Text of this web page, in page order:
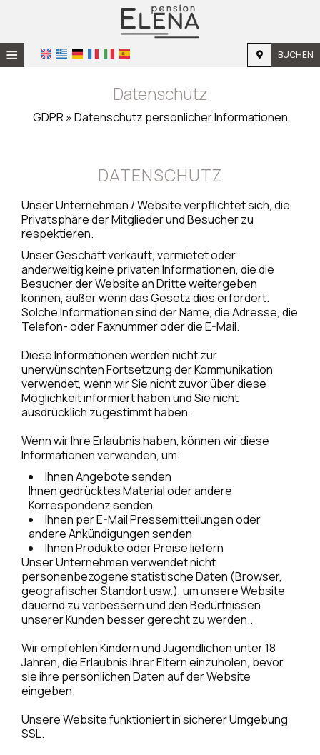
≡ BUCHEN
STANDORT
EINRICHTUNGEN
FOTOGALLERIE
NACHFRAGE
KONTAKT
Datenschutz
GDPR » Datenschutz personlicher Informationen
DATENSCHUTZ
Unser Unternehmen / Website verpflichtet sich, die
Privatsphäre der Mitglieder und Besucher zu
respektieren.
Unser Geschäft verkauft, vermietet oder
anderweitig keine privaten Informationen, die die
Besucher der Website an Dritte weitergeben
können, außer wenn das Gesetz dies erfordert.
Solche Informationen sind der Name, die Adresse, die
Telefon- oder Faxnummer oder die E-Mail.
Diese Informationen werden nicht zur
unerwünschten Fortsetzung der Kommunikation
verwendet, wenn wir Sie nicht zuvor über diese
Möglichkeit informiert haben und Sie nicht
ausdrücklich zugestimmt haben.
Wenn wir Ihre Erlaubnis haben, können wir diese
Informationen verwenden, um:
Ihnen Angebote senden
Ihnen gedrücktes Material oder andere
Korrespondenz senden
Ihnen per E-Mail Pressemitteilungen oder
andere Ankündigungen senden
Ihnen Produkte oder Preise liefern
Unser Unternehmen verwendet nicht
personenbezogene statistische Daten (Browser,
geografischer Standort usw.), um unsere Website
dauernd zu verbessern und den Bedürfnissen
unserer Kunden besser gerecht zu werden..
Wir empfehlen Kindern und Jugendlichen unter 18
Jahren, die Erlaubnis ihrer Eltern einzuholen, bevor
sie ihre persönlichen Daten auf der Website
eingeben.
Unsere Website funktioniert in sicherer Umgebung
SSL.